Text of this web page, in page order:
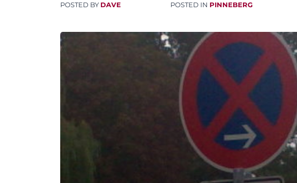
POSTED BY DAVE POSTED IN PINNEBERG